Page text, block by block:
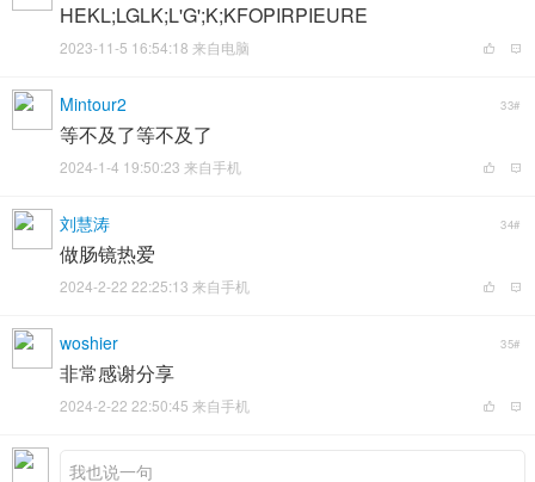
HEKL;LGLK;L'G';K;KFOPIRPIEURE
2023-11-5 16:54:18 来自电脑
Mintour2 33#
等不及了等不及了
2024-1-4 19:50:23 来自手机
刘慧涛 34#
做肠镜热爱
2024-2-22 22:25:13 来自手机
woshier 35#
非常感谢分享
2024-2-22 22:50:45 来自手机